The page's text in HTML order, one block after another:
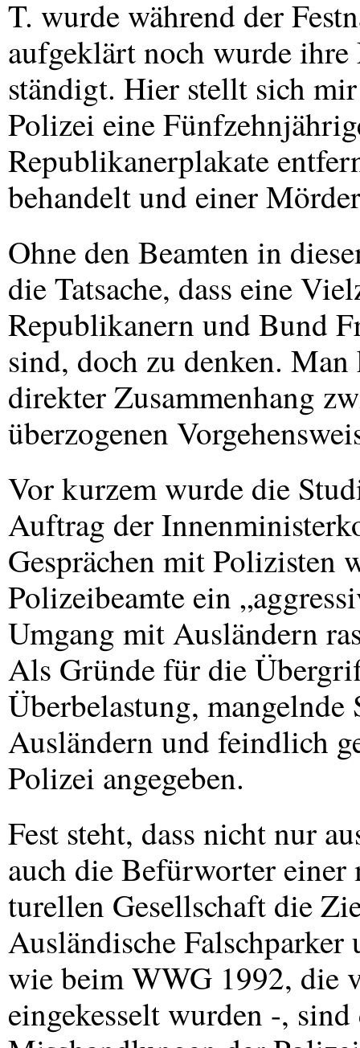
T. wurde während der
aufgeklärt noch wurde
ständigt. Hier stellt sich
Polizei eine
Republikanerplakate
behandelt und einer
Ohne den Beamten in
die Tatsache, dass eine
Republikanern und Bund
sind, doch zu denken.
direkter Zusammenhang
überzogenen
Vor kurzem wurde die
Auftrag der
Gesprächen mit Polizisten
Polizeibeamte ein
Umgang mit Ausländern
Als Gründe für die
Überbelastung,
Ausländern und feindlich
Polizei angegeben.
Fest steht, dass nicht nur
auch die Befürworter
turellen Gesellschaft die
Ausländische
wie beimWWG 1992, die
eingekesselt wurden -,